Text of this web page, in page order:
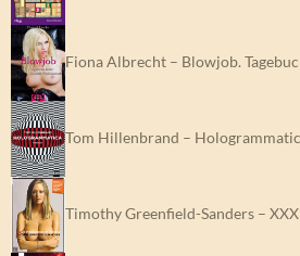
Fiona Albrecht – Blowjob.
Tom Hillenbrand –
Timothy Greenfield-Sanders –